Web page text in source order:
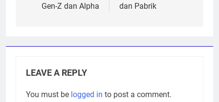
Gen-Z dan Alpha
dan Pabrik
LEAVE A REPLY
You must be logged in to post a comment.